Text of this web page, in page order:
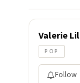
Valerie
POP
Follow